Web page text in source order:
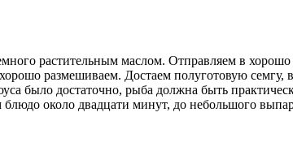
растительным маслом. Отправляем в хорошо
размешиваем. Достаем полуготовую
было достаточно, рыба должна быть
около двадцати минут, до небольшого